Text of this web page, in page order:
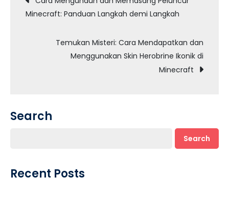
navigation
Minecraft: Panduan Langkah demi Langkah
Temukan Misteri: Cara Mendapatkan dan
Menggunakan Skin Herobrine Ikonik di
Minecraft
Search
Search
Recent Posts